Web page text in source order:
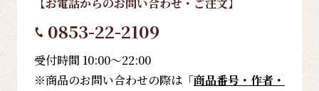
0853-22-2109
受付時間 10:00～22:00
※商品のお問い合わせの際は「商品番号・作者・